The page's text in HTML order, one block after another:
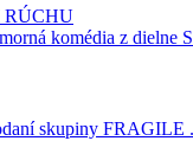
komédia z dielne
skupiny FRAGILE